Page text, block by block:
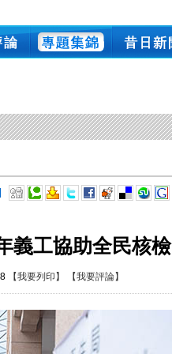
義工協助全民核檢
【我要列印】 【我要評論】